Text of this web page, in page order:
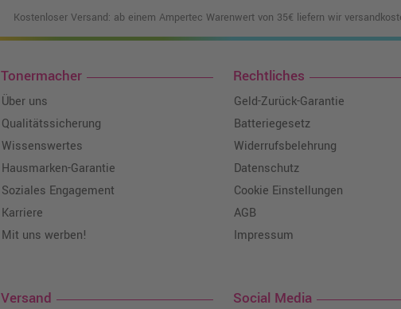
Kostenloser Versand: ab einem Ampertec Warenwert von 35€ liefern wir
Tonermacher
Über uns
Qualitätssicherung
Wissenswertes
Hausmarken-Garantie
Soziales Engagement
Karriere
Mit uns werben!
Rechtliches
Geld-Zurück-Garantie
Batteriegesetz
Widerrufsbelehrung
Datenschutz
Cookie Einstellungen
AGB
Impressum
Versand Social Media